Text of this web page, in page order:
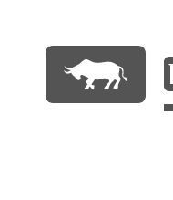
содержимому